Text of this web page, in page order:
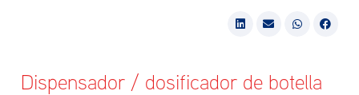
Dispensador / dosificador de botella